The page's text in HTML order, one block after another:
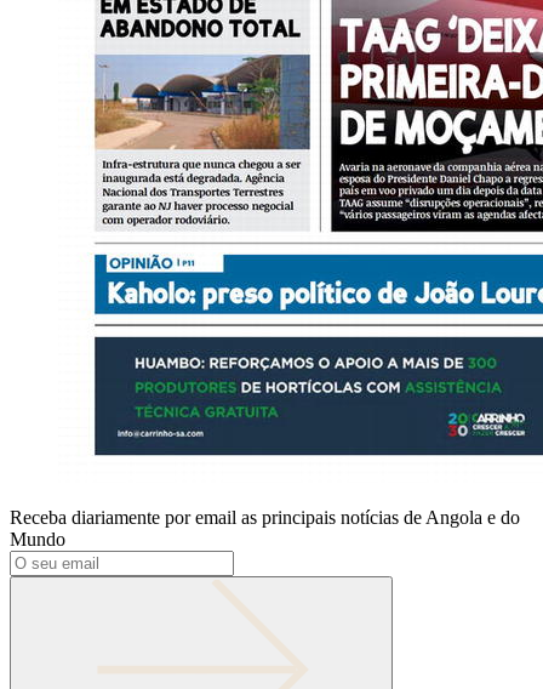
Receba diariamente por email as principais notícias de Angola e do
Mundo